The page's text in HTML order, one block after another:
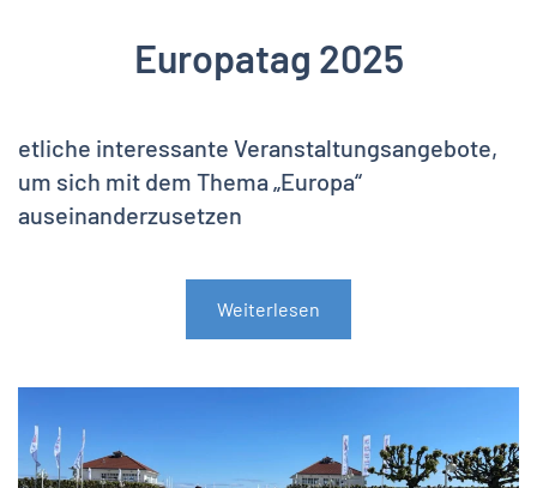
Europatag 2025
etliche interessante Veranstaltungsangebote,
um sich mit dem Thema „Europa“
auseinanderzusetzen
Weiterlesen